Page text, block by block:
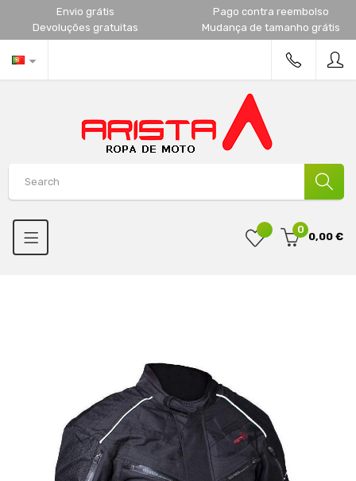
Envio grátis
Pago contra reembolso
Devoluções gratuitas
Mudança de tamanho grátis
0
0,00 €